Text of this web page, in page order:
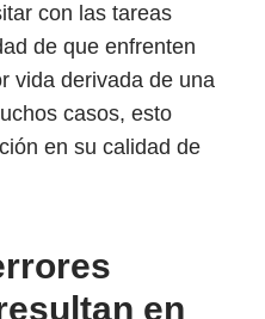
con las tareas
de que enfrenten
vida derivada de una
casos, esto
en su calidad de
en